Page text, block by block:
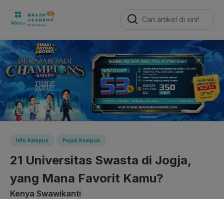
Search
for:
Info Kampus Pojok Kampus
21 Universitas Swasta di Jogja,
yang Mana Favorit Kamu?
Kenya Swawikanti